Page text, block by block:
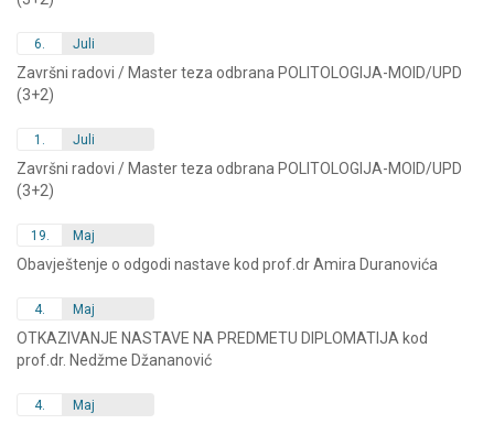
6. Juli
Završni radovi / Master teza odbrana POLITOLOGIJA-MOID/UPD
(3+2)
1. Juli
Završni radovi / Master teza odbrana POLITOLOGIJA-MOID/UPD
(3+2)
19. Maj
Obavještenje o odgodi nastave kod prof.dr Amira Duranovića
4. Maj
OTKAZIVANJE NASTAVE NA PREDMETU DIPLOMATIJA kod
prof.dr. Nedžme Džananović
4. Maj